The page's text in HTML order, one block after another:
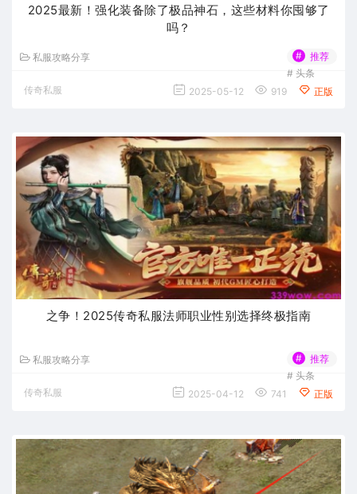
2025最新！强化装备除了极品神石，这些材料你囤够了
吗？
私服攻略分享 #
推荐
# 头条
传奇私服
2025-05-12 919 正版
之争！2025传奇私服法师职业性别选择终极指南
私服攻略分享 #
推荐
# 头条
传奇私服
2025-04-12 741 正版